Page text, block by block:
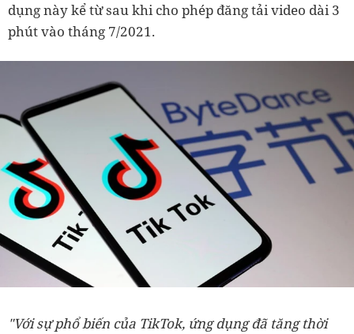
dụng này kể từ sau khi cho phép đăng tải video dài 3
phút vào tháng 7/2021.
"Với sự phổ biến của TikTok, ứng dụng đã tăng thời